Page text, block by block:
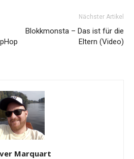
Nächster Artikel
Blokkmonsta – Das ist für die
Eltern (Video)
Marquart